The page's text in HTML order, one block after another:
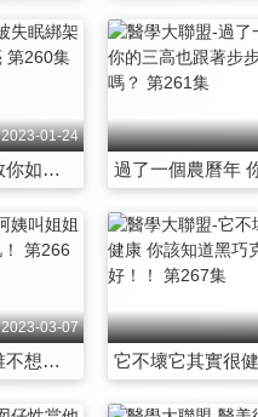
2023-01-24
不要被失眠綁架 教你如何一覺到天亮 第260集
2023-03-07
別叫阿姨叫姐姐 誰不想要素顏水光肌！ 第266集